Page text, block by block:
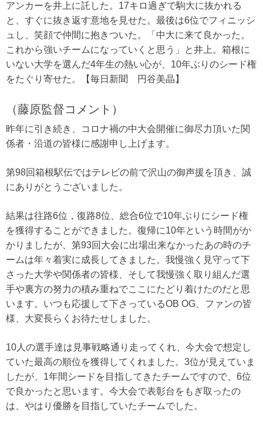
アンカーを井上に託した。17キロ過ぎで駒大に抜かれる
と、すぐに抜き返す意地を見せた。最後は6位でフィニッシ
ュし、笑顔で仲間に抱きついた。「中大に来て良かった。
これから強いチームになっていくと思う」と井上。箱根に
いない大学を選んだ4年生の熱い心が、10年ぶりのシード権
をたぐり寄せた。【毎日新聞 円谷美晶】
（藤原監督コメント）
昨年に引き続き、コロナ禍の中大会開催に御尽力頂いた関
係者・沿道の皆様に感謝申し上げます。
第98回箱根駅伝ではテレビの前で沢山の御声援を頂き、誠
にありがとうございました。
結果は往路6位，復路8位、総合6位で10年ぶりにシード権
を獲得することができました。復帰に10年という時間がか
かりましたが、第93回大会に出場出来なかったあの時のチ
ームは年々着実に成長してきました。我慢強く見守って下
さった大学や関係者の皆様、そして我慢強く取り組んだ選
手や裏方の努力の積み重ねでここにたどり着けたのだと思
います。いつも応援して下さっているOB OG、ファンの皆
様、大変長らくお待たせしました。
10人の選手達は見事戦略通り走ってくれ、今大会で想定し
ていた最高の順位を獲得してくれました。3位が見えていま
したが、1年間シードを目指してきたチームですので、6位
で良かったと思います。今大会で表彰台をもぎ取ったの
は、やはり優勝を目指していたチームでした。